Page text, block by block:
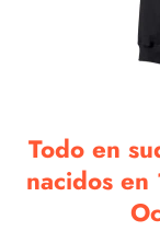
Todo en
nacidos